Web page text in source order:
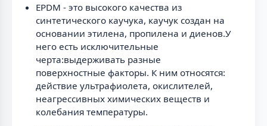
EPDM - это высокого качества из
синтетического каучука, каучук создан на
основании этилена, пропилена и диенов.У
него есть исключительные
черта:выдерживать разные
поверхностные факторы. К ним относятся:
действие ультрафиолета, окислителей,
неагрессивных химических веществ и
колебания температуры.